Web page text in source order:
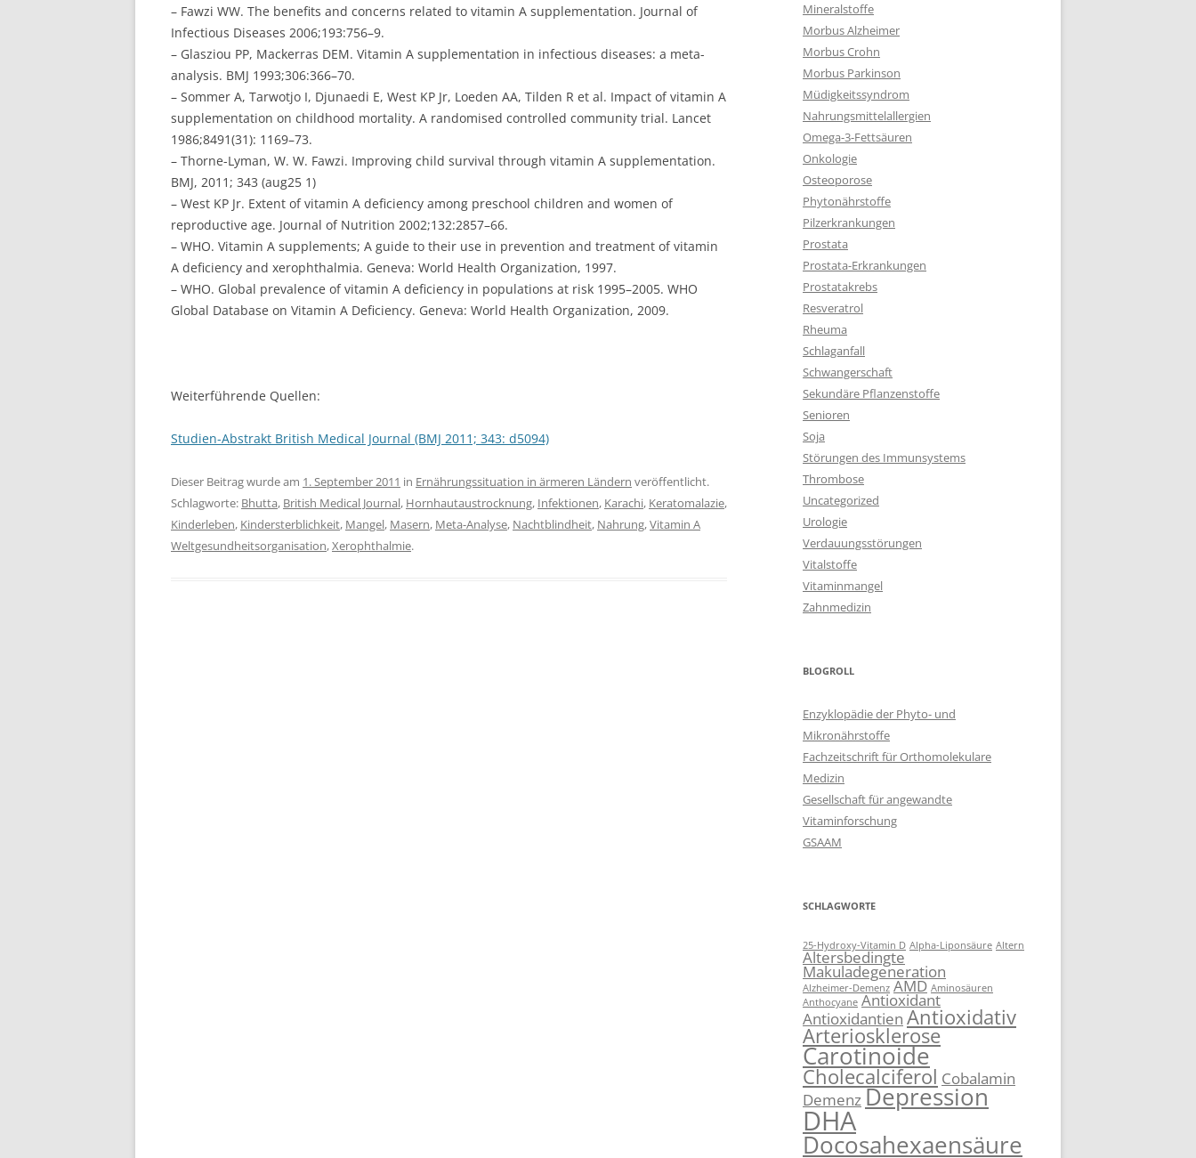
– Fawzi WW. The benefits and concerns related to vitamin A supplementation. Journal of
Infectious Diseases 2006;193:756–9.
– Glasziou PP, Mackerras DEM. Vitamin A supplementation in infectious diseases: a meta-
analysis. BMJ 1993;306:366–70.
– Sommer A, Tarwotjo I, Djunaedi E, West KP Jr, Loeden AA, Tilden R et al. Impact of vitamin A
supplementation on childhood mortality. A randomised controlled community trial. Lancet
1986;8491(31): 1169–73.
– Thorne-Lyman, W. W. Fawzi. Improving child survival through vitamin A supplementation.
BMJ, 2011; 343 (aug25 1)
– West KP Jr. Extent of vitamin A deficiency among preschool children and women of
reproductive age. Journal of Nutrition 2002;132:2857–66.
– WHO. Vitamin A supplements; A guide to their use in prevention and treatment of vitamin
A deficiency and xerophthalmia. Geneva: World Health Organization, 1997.
– WHO. Global prevalence of vitamin A deficiency in populations at risk 1995–2005. WHO
Global Database on Vitamin A Deficiency. Geneva: World Health Organization, 2009.
Weiterführende Quellen:
Studien-Abstrakt British Medical Journal (BMJ 2011; 343: d5094)
Dieser Beitrag wurde am 1. September 2011 in Ernährungssituation in ärmeren Ländern veröffentlicht.
Schlagworte: Bhutta, British Medical Journal, Hornhautaustrocknung, Infektionen, Karachi, Keratomalazie,
Kinderleben, Kindersterblichkeit, Mangel, Masern, Meta-Analyse, Nachtblindheit, Nahrung,Vitamin A
Weltgesundheitsorganisation,Xerophthalmie.
Mineralstoffe
Morbus Alzheimer
Morbus Crohn
Morbus Parkinson
Müdigkeitssyndrom
Nahrungsmittelallergien
Omega-3-Fettsäuren
Onkologie
Osteoporose
Phytonährstoffe
Pilzerkrankungen
Prostata
Prostata-Erkrankungen
Prostatakrebs
Resveratrol
Rheuma
Schlaganfall
Schwangerschaft
Sekundäre Pflanzenstoffe
Senioren
Soja
Störungen des Immunsystems
Thrombose
Uncategorized
Urologie
Verdauungsstörungen
Vitalstoffe
Vitaminmangel
Zahnmedizin
BLOGROLL
Enzyklopädie der Phyto- und
Mikronährstoffe
Fachzeitschrift für Orthomolekulare
Medizin
Gesellschaft für angewandte
Vitaminforschung
GSAAM
SCHLAGWORTE
25-Hydroxy-Vitamin D Alpha-Liponsäure Altern
Altersbedingte
Makuladegeneration
Alzheimer-Demenz AMD Aminosäuren
Anthocyane Antioxidant
Antioxidantien Antioxidativ
Arteriosklerose
Carotinoide
Cholecalciferol Cobalamin
DemenzDepression
DHA
Docosahexaensäure